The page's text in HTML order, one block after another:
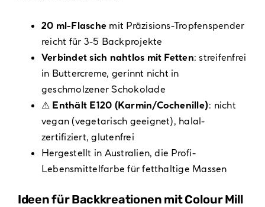
20 ml-Flasche mit Präzisions-Tropfenspender
reicht für 3-5 Backprojekte
Verbindet sich nahtlos mit Fetten: streifenfrei
in Buttercreme, gerinnt nicht in
geschmolzener Schokolade
⚠ Enthält E120 (Karmin/Cochenille): nicht
vegan (vegetarisch geeignet), halal-
zertifiziert, glutenfrei
Hergestellt in Australien, die Profi-
Lebensmittelfarbe für fetthaltige Massen
Ideen für Backkreationen mit Colour Mill